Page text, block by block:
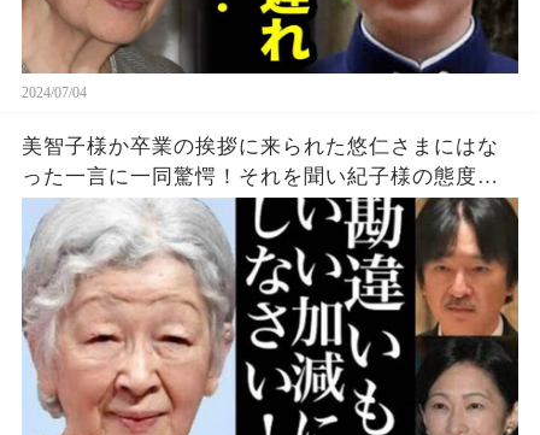
2024/07/04
美智子様か卒業の挨拶に来られた悠仁さまにはな
った一言に一同驚愕！それを聞い紀子様の態度か...
【皇室の気になる話題】